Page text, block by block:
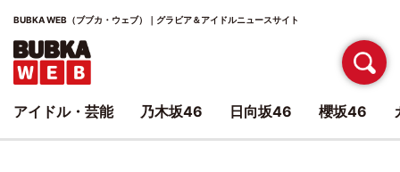
BUBKA WEB（ブブカ・ウェブ）｜グラビア＆アイドルニュースサイト
アイドル・芸能 乃木坂46 日向坂46 櫻坂46